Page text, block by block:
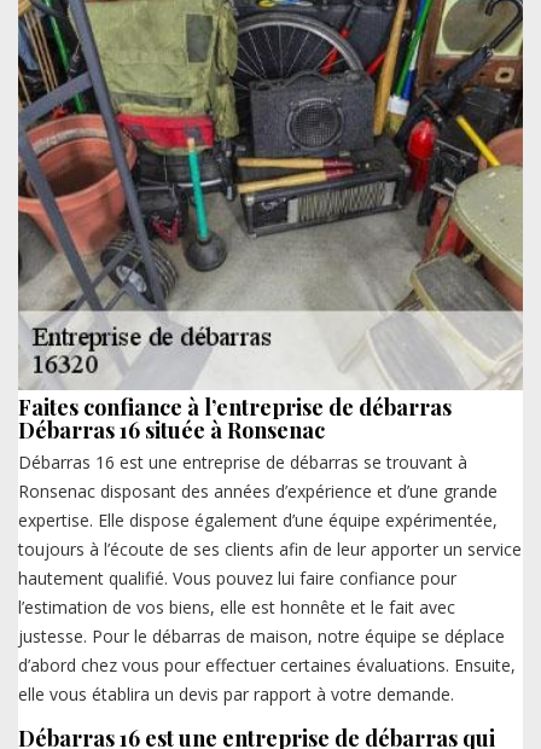
Faites confiance à l’entreprise de débarras
Débarras 16 située à Ronsenac
Débarras 16 est une entreprise de débarras se trouvant à
Ronsenac disposant des années d’expérience et d’une grande
expertise. Elle dispose également d’une équipe expérimentée,
toujours à l’écoute de ses clients afin de leur apporter un service
hautement qualifié. Vous pouvez lui faire confiance pour
l’estimation de vos biens, elle est honnête et le fait avec
justesse. Pour le débarras de maison, notre équipe se déplace
d’abord chez vous pour effectuer certaines évaluations. Ensuite,
elle vous établira un devis par rapport à votre demande.
Débarras 16 est une entreprise de débarras qui